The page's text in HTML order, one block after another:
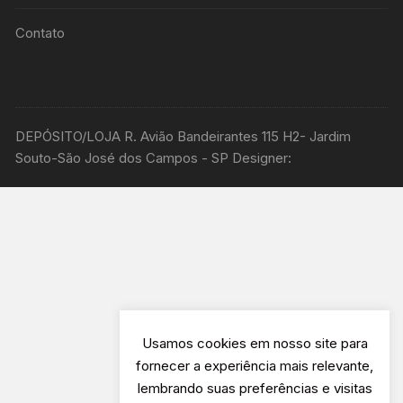
Contato
DEPÓSITO/LOJA R. Avião Bandeirantes 115 H2- Jardim
Souto-São José dos Campos - SP Designer:
Usamos cookies em nosso site para
fornecer a experiência mais relevante,
lembrando suas preferências e visitas